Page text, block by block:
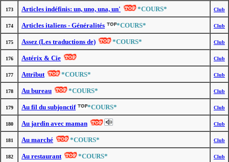
173 Articles indéfinis: un, uno, una, un' *COURS* Club
174 Articles italiens - Généralités *COURS* Club
175 Assez (Les traductions de) *COURS* Club
176 Astérix & Cie Club
177 Attribut *COURS* Club
178 Au bureau *COURS* Club
179 Au fil du subjonctif *COURS* Club
180 Au jardin avec maman Club
181 Au marché *COURS* Club
182 Au restaurant *COURS* Club